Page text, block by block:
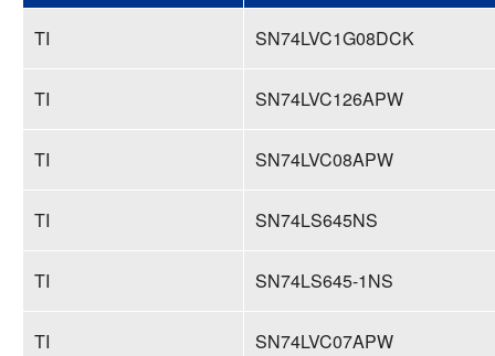
TI SN74LVC1G08DCK
TI SN74LVC126APW
TI SN74LVC08APW
TI SN74LS645NS
TI SN74LS645-1NS
TI SN74LVC07APW